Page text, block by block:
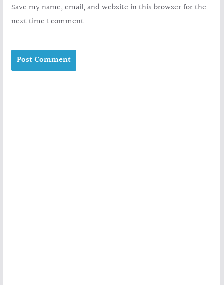
Save my name, email, and website in this browser for the
next time I comment.